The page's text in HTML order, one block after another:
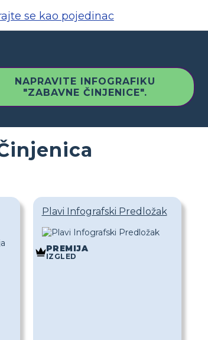
se kao pojedinac
NAPRAVITE INFOGRAFIKU
"ZABAVNE ČINJENICE".
Plavi Infografski Predložak
PREMIJA
IZGLED